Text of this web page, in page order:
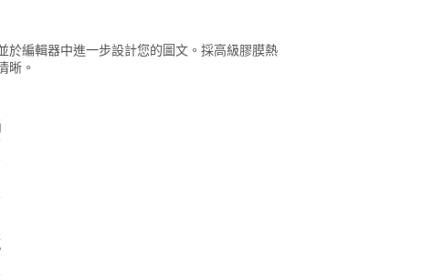
於編輯器中進一步設計您的圖文。採高級膠膜熱
晰。